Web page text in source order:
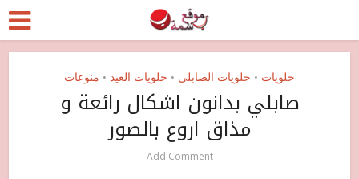
حلويات • حلويات الصابلي • حلويات العيد • منوعات
صابلي بدانون اشكال رائعة و
مذاق اروع بالصور
Add Comment